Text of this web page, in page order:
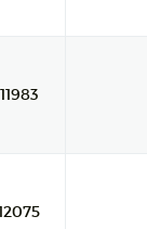
11983